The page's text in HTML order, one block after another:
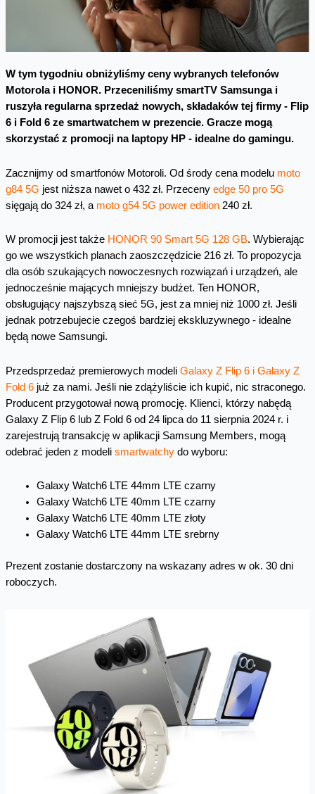
W tym tygodniu obniżyliśmy ceny wybranych telefonów
Motorola i HONOR. Przeceniliśmy smartTV Samsunga i
ruszyła regularna sprzedaż nowych, składaków tej firmy - Flip
6 i Fold 6 ze smartwatchem w prezencie. Gracze mogą
skorzystać z promocji na laptopy HP - idealne do gamingu.
Zacznijmy od smartfonów Motoroli. Od środy cena modelu moto
g84 5G jest niższa nawet o 432 zł. Przeceny edge 50 pro 5G
sięgają do 324 zł, a moto g54 5G power edition240 zł.
W promocji jest także HONOR 90 Smart 5G 128 GB. Wybierając
go we wszystkich planach zaoszczędzicie 216 zł. To propozycja
dla osób szukających nowoczesnych rozwiązań i urządzeń, ale
jednocześnie mających mniejszy budżet. Ten HONOR,
obsługujący najszybszą sieć 5G, jest za mniej niż 1000 zł. Jeśli
jednak potrzebujecie czegoś bardziej ekskluzywnego - idealne
będą nowe Samsungi.
Przedsprzedaż premierowych modeli Galaxy Z Flip 6 i Galaxy Z
Fold 6już za nami. Jeśli nie zdążyliście ich kupić, nic straconego.
Producent przygotował nową promocję. Klienci, którzy nabędą
Galaxy Z Flip 6 lub Z Fold 6 od 24 lipca do 11 sierpnia 2024 r. i
zarejestrują transakcję w aplikacji Samsung Members, mogą
odebrać jeden z modeli smartwatchydo wyboru:
Galaxy Watch6 LTE 44mm LTE czarny
Galaxy Watch6 LTE 40mm LTE czarny
Galaxy Watch6 LTE 40mm LTE złoty
Galaxy Watch6 LTE 44mm LTE srebrny
Prezent zostanie dostarczony na wskazany adres w ok. 30 dni
roboczych.